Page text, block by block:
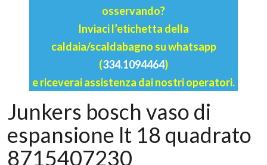
osservando?
Inviaci l’etichetta della
caldaia/scaldabagno su whatsapp
(334.1094464)
e riceverai assistenza dai nostri operatori.
Junkers bosch vaso di
espansione lt 18 quadrato
8715407230